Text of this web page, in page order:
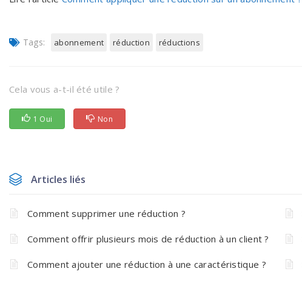
Tags: abonnement réduction réductions
Cela vous a-t-il été utile ?
1 Oui Non
Articles liés
Comment supprimer une réduction ?
Comment offrir plusieurs mois de réduction à un client ?
Comment ajouter une réduction à une caractéristique ?